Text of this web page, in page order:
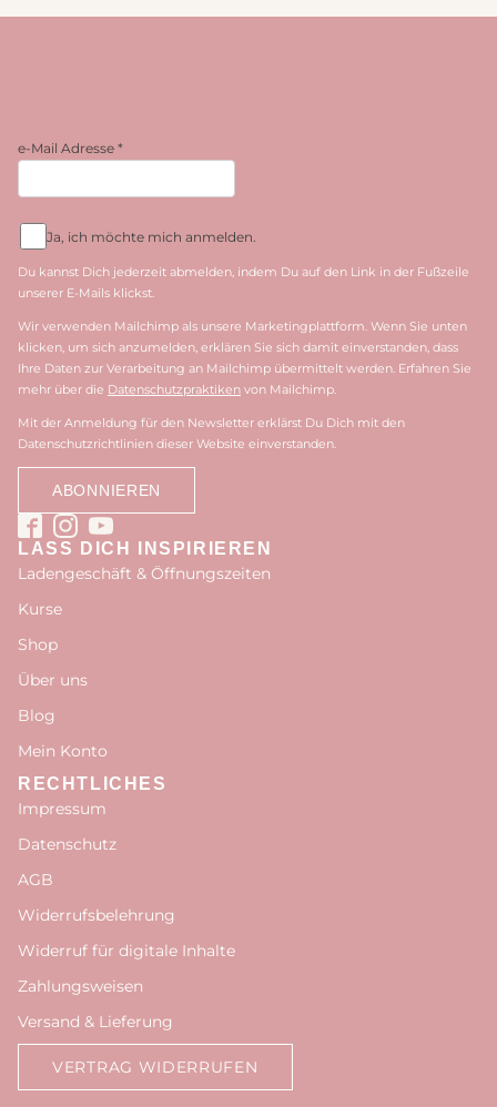
e-Mail Adresse *
Ja, ich möchte mich anmelden.
Du kannst Dich jederzeit abmelden, indem Du auf den Link in der Fußzeile
unserer E-Mails klickst.
Wir verwenden Mailchimp als unsere Marketingplattform. Wenn Sie unten
klicken, um sich anzumelden, erklären Sie sich damit einverstanden, dass
Ihre Daten zur Verarbeitung an Mailchimp übermittelt werden. Erfahren Sie
mehr über die Datenschutzpraktiken von Mailchimp.
Mit der Anmeldung für den Newsletter erklärst Du Dich mit den
Datenschutzrichtlinien dieser Website einverstanden.
LASS DICH INSPIRIEREN
Ladengeschäft & Öffnungszeiten
Kurse
Shop
Über uns
Blog
Mein Konto
RECHTLICHES
Impressum
Datenschutz
AGB
Widerrufsbelehrung
Widerruf für digitale Inhalte
Zahlungsweisen
Versand & Lieferung
VERTRAG WIDERRUFEN